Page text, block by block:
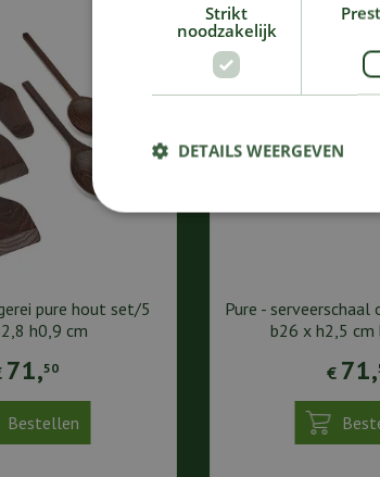
pure hout set/5
h0,9 cm
71,50
Bestellen
Pure -
b26 x h2,5
€ 71,
Strikt
noodzakelijk
DETAILS WEERGEVEN